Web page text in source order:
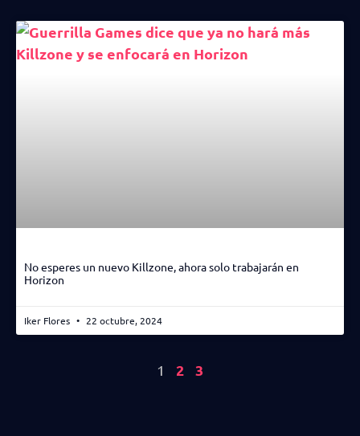
No esperes un nuevo Killzone, ahora solo trabajarán en
Horizon
Iker Flores 22 octubre, 2024
1 2 3